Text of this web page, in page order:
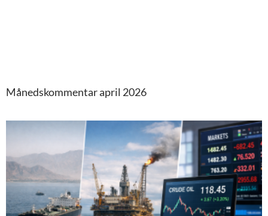
Månedskommentar april 2026